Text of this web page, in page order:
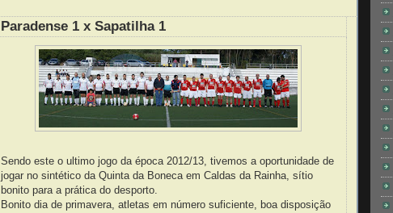
Paradense 1 x Sapatilha 1
Sendo este o ultimo jogo da época 2012/13, tivemos a oportunidade de
jogar no sintético da Quinta da Boneca em Caldas da Rainha, sítio
bonito para a prática do desporto.
Bonito dia de primavera, atletas em número suficiente, boa disposição